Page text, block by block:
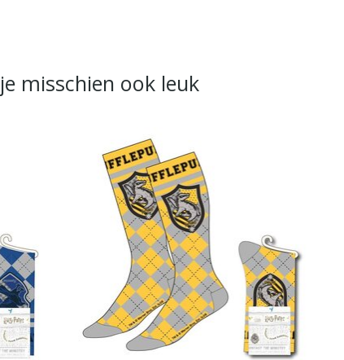
misschien ook leuk